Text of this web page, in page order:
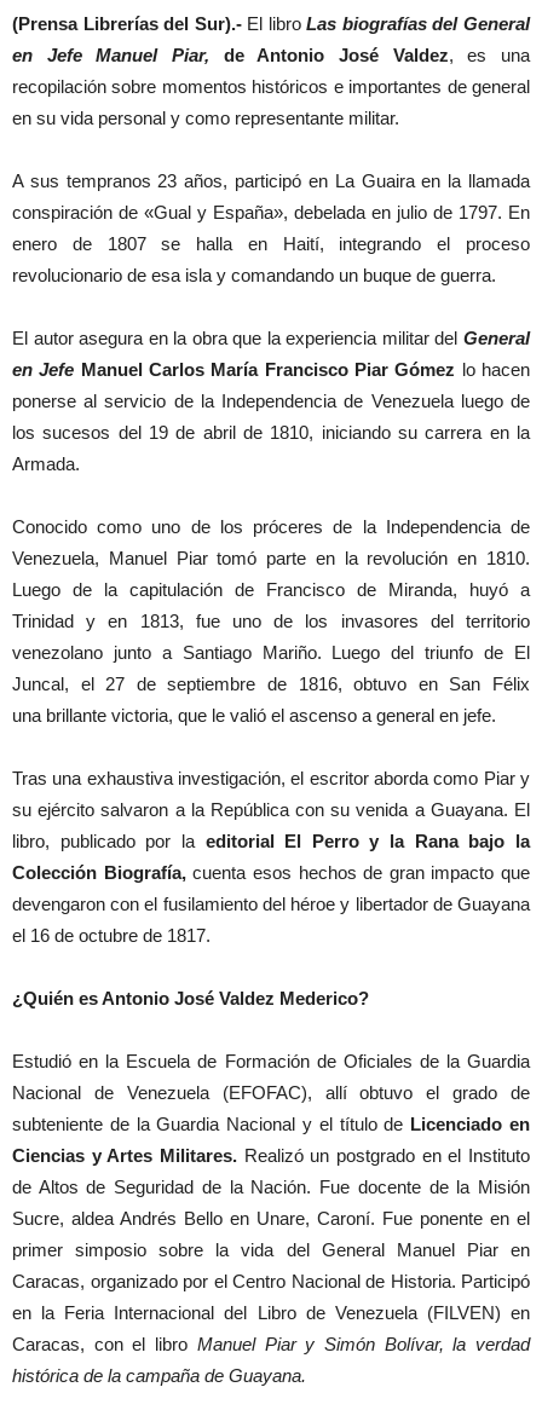
(Prensa Librerías del Sur).- El libroLas biografías del General
en Jefe Manuel Piar, de Antonio José Valdez, es una
recopilación sobre momentos históricos e importantes de general
en su vida personal y como representante militar.
A sus tempranos 23 años, participó en La Guaira en la llamada
conspiración de «Gual y España», debelada en julio de 1797. En
enero de 1807 se halla en Haití, integrando el proceso
revolucionario de esa isla y comandando un buque de guerra.
El autor asegura en la obra que la experiencia militar del General
en Jefe Manuel Carlos María Francisco Piar Gómez lo hacen
ponerse al servicio de la Independencia de Venezuela luego de
los sucesos del 19 de abril de 1810, iniciando su carrera en la
Armada.
Conocido como uno de los próceres de la Independencia de
Venezuela, Manuel Piar tomó parte en la revolución en 1810.
Luego de la capitulación de Francisco de Miranda, huyó a
Trinidad y en 1813, fue uno de los invasores del territorio
venezolano junto a Santiago Mariño. Luego del triunfo de El
Juncal, el 27 de septiembre de 1816, obtuvo en San Félix
una brillante victoria, que le valió el ascenso a general en jefe.
Tras una exhaustiva investigación, el escritor aborda como Piar y
su ejército salvaron a la República con su venida a Guayana. El
libro, publicado por la editorial El Perro y la Rana bajo la
Colección Biografía,cuenta esos hechos de gran impacto que
devengaron con el fusilamiento del héroe y libertador de Guayana
el 16 de octubre de 1817.
¿Quién es Antonio José Valdez Mederico?
Estudió en la Escuela de Formación de Oficiales de la Guardia
Nacional de Venezuela (EFOFAC), allí obtuvo el grado de
subteniente de la Guardia Nacional y el título de Licenciado en
Ciencias y Artes Militares. Realizó un postgrado en el Instituto
de Altos de Seguridad de la Nación. Fue docente de la Misión
Sucre, aldea Andrés Bello en Unare, Caroní. Fue ponente en el
primer simposio sobre la vida del General Manuel Piar en
Caracas, organizado por el Centro Nacional de Historia. Participó
en la Feria Internacional del Libro de Venezuela (FILVEN) en
Caracas, con el libro Manuel Piar y Simón Bolívar, la verdad
histórica de la campaña de Guayana.